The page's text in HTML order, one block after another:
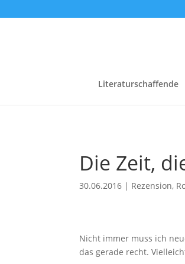
Literaturschaffende
Die Zeit,
30.06.2016 | Rezension,
Nicht immer muss ich
das gerade recht.